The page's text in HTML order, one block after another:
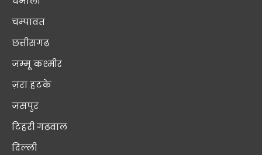
चम्पावत
छत्तीसगढ़
जम्मू कश्मीर
ज़रा हटके
जसपुर
टिहरी गढ़वाल
दिल्ली